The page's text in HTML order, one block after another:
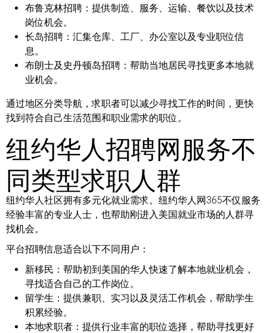
布鲁克林招聘： 提供制造、服务、运输、餐饮以及技术
岗位机会。
长岛招聘： 汇集仓库、工厂、办公室以及专业职位信
息。
布朗士及史丹顿岛招聘： 帮助当地居民寻找更多本地就
业机会。
通过地区分类导航，求职者可以减少寻找工作的时间，更快
找到符合自己生活范围和职业需求的职位。
纽约华人招聘网服务不
同类型求职人群
纽约华人社区拥有多元化就业需求。纽约华人网365不仅服务
经验丰富的专业人士，也帮助刚进入美国就业市场的人群寻
找机会。
平台招聘信息适合以下不同用户：
新移民： 帮助初到美国的华人快速了解本地就业机会，
寻找适合自己的工作岗位。
留学生： 提供兼职、实习以及灵活工作机会，帮助学生
积累经验。
本地求职者： 提供行业丰富的职位选择，帮助寻找更好